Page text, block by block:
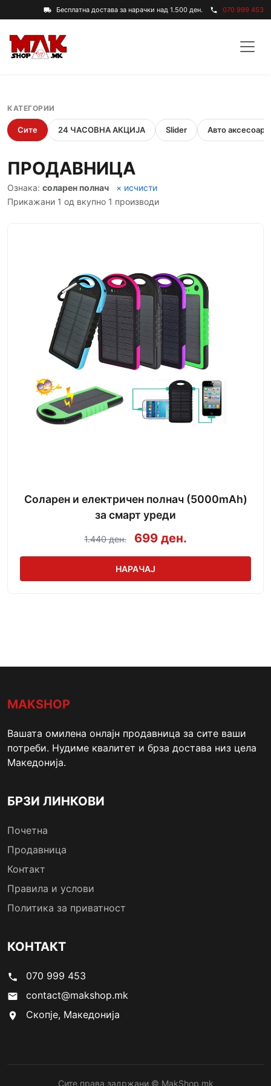
local_shipping Бесплатна достава за нарачки над 1.500 ден. phone 070 999 453
КАТЕГОРИИ
Сите 24 ЧАСОВНА АКЦИЈА Slider Авто аксесоари
ПРОДАВНИЦА
Ознака: соларен полнач
× исчисти
Прикажани 1 од вкупно 1 производи
Соларен и електричен полнач (5000mAh)
за смарт уреди
1.440 ден. 699 ден.
НАРАЧАЈ
MAKSHOP
Вашата омилена онлајн продавница за сите ваши
потреби. Нудиме квалитет и брза достава низ цела
Македонија.
БРЗИ ЛИНКОВИ
Почетна
Продавница
Контакт
Правила и услови
Политика за приватност
КОНТАКТ
phone 070 999 453
email contact@makshop.mk
location_on Скопје, Македонија
Сите права задржани © MakShop.mk